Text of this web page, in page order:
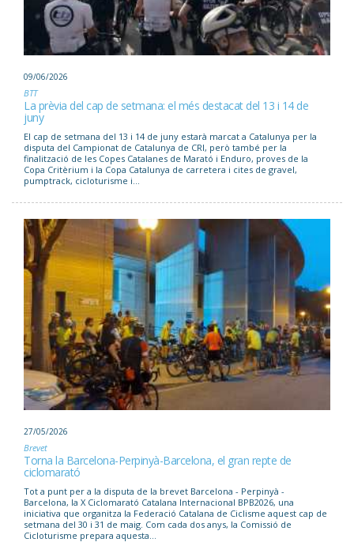
09/06/2026
BTT
La prèvia del cap de setmana: el més destacat del 13 i 14 de
juny
El cap de setmana del 13 i 14 de juny estarà marcat a Catalunya per la
disputa del Campionat de Catalunya de CRI, però també per la
finalització de les Copes Catalanes de Marató i Enduro, proves de la
Copa Critèrium i la Copa Catalunya de carretera i cites de gravel,
pumptrack, cicloturisme i...
27/05/2026
Brevet
Torna la Barcelona-Perpinyà-Barcelona, el gran repte de
ciclomarató
Tot a punt per a la disputa de la brevet Barcelona - Perpinyà -
Barcelona, la X Ciclomarató Catalana Internacional BPB2026, una
iniciativa que organitza la Federació Catalana de Ciclisme aquest cap de
setmana del 30 i 31 de maig. Com cada dos anys, la Comissió de
Cicloturisme prepara aquesta...